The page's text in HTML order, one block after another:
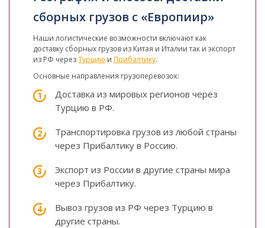
сборных грузов с «Европиир»
Наши логистические возможности включают как
доставку сборных грузов из Китая и Италии так и экспорт
из РФ черезТурцию и Прибалтику.
Основные направления грузоперевозок:
Доставка из мировых регионов через
Турцию в РФ.
Транспортировка грузов из любой страны
через Прибалтику в Россию.
Экспорт из России в другие страны мира
через Прибалтику.
Вывоз грузов из РФ через Турцию в
другие страны.